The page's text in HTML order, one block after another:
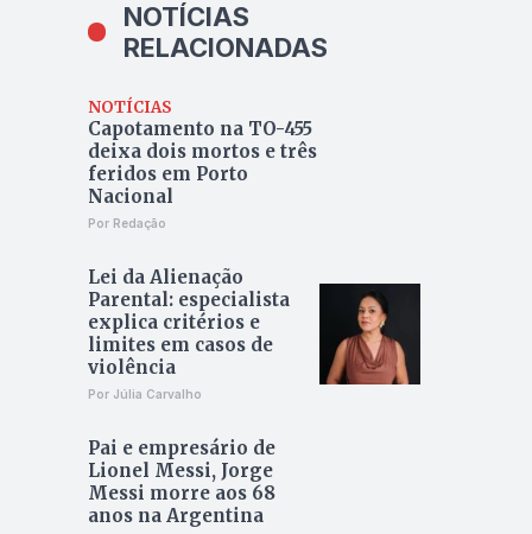
NOTÍCIAS
RELACIONADAS
NOTÍCIAS
Capotamento na TO-455
deixa dois mortos e três
feridos em Porto
Nacional
Por Redação
Lei da Alienação
Parental: especialista
explica critérios e
limites em casos de
violência
Por Júlia Carvalho
Pai e empresário de
Lionel Messi, Jorge
Messi morre aos 68
anos na Argentina